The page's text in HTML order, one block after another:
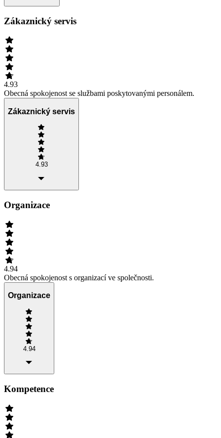
Zákaznický servis
4.93
Obecná spokojenost se službami poskytovanými personálem.
Zákaznický servis
4.93
Organizace
4.94
Obecná spokojenost s organizací ve společnosti.
Organizace
4.94
Kompetence